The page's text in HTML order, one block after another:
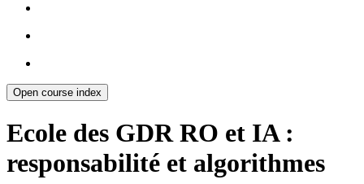
Open course index
Ecole des GDR RO et IA :
responsabilité et algorithmes